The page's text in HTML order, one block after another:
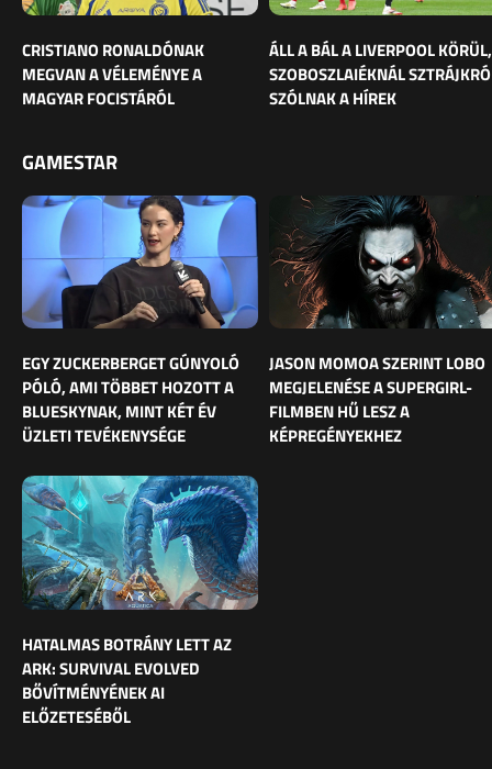
CRISTIANO RONALDÓNAK
MEGVAN A VÉLEMÉNYE A
MAGYAR FOCISTÁRÓL
ÁLL A BÁL A LIVERPOOL KÖRÜL,
SZOBOSZLAIÉKNÁL
SZÓLNAK A HÍREK
GAMESTAR
EGY ZUCKERBERGET GÚNYOLÓ
PÓLÓ, AMI TÖBBET HOZOTT A
BLUESKYNAK, MINT KÉT ÉV
ÜZLETI TEVÉKENYSÉGE
JASON MOMOA SZERINT LOBO
MEGJELENÉSE A SUPERGIRL-
FILMBEN HŰ LESZ A
KÉPREGÉNYEKHEZ
HATALMAS BOTRÁNY LETT AZ
ARK: SURVIVAL EVOLVED
BŐVÍTMÉNYÉNEK AI
ELŐZETESÉBŐL